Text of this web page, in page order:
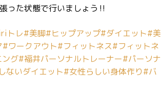
った状態で行いましょう‼️
トレ#美脚#ヒップアップ#ダイエット#美
#ワークアウト#フィットネス#フィットネ
グ#福井パーソナルトレーナー#パーソナ
ないダイエット#女性らしい身体作り#バ